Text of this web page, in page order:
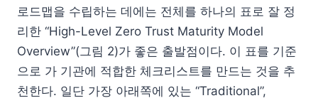
로드맵을 수립하는 데에는 전체를 하나의 표로 잘 정
리한 “High-Level Zero Trust Maturity Model
Overview”(그림 2)가 좋은 출발점이다. 이 표를 기준
으로 가 기관에 적합한 체크리스트를 만드는 것을 추
천한다. 일단 가장 아래쪽에 있는 “Traditional”,